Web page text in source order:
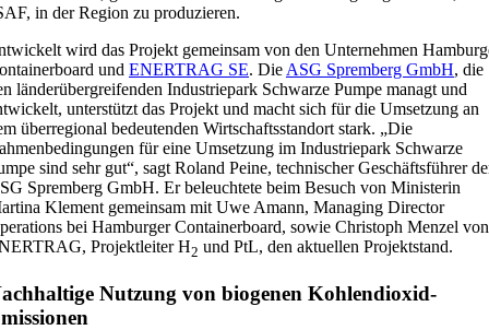
in der Region zu produzieren.
wird das Projekt gemeinsam von den Unternehmen
und ENERTRAG SE. Die ASG Spremberg GmbH, die
länderübergreifenden Industriepark Schwarze Pumpe managt und
unterstützt das Projekt und macht sich für die Umsetzung an
überregional bedeutenden Wirtschaftsstandort stark. „Die
für eine Umsetzung im Industriepark Schwarze
sind sehr gut“, sagt Roland Peine, technischer Geschäftsführer
Spremberg GmbH. Er beleuchtete beim Besuch von Ministerin
Klement gemeinsam mit Uwe Amann, Managing Director
bei Hamburger Containerboard, sowie Christoph Menzel von
Projektleiter H2 und PtL, den aktuellen Projektstand.
Nutzung von biogenen Kohlendioxid-